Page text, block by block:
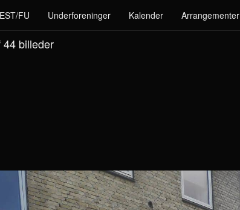
FU Underforeninger Kalender Arrangementer
44 billeder